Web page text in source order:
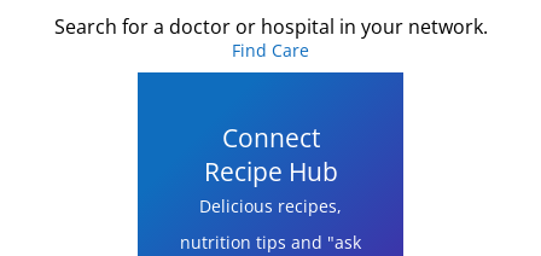
Search for a doctor or hospital in your network.
Find Care
Connect
Recipe Hub
Delicious recipes,
nutrition tips and "ask